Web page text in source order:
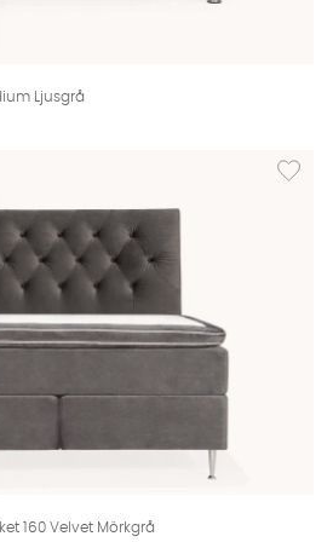
Medium Ljusgrå Finns även i dessa
Ljusgrå
Lägg
160 Velvet Mörkgrå